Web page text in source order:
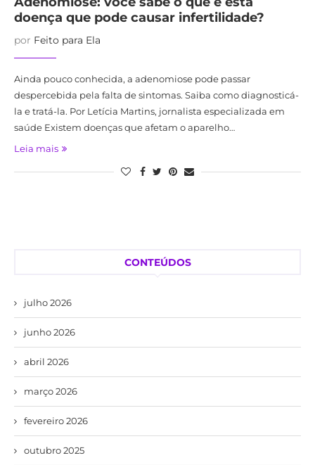
doença que pode causar infertilidade?
por Feito para Ela
Ainda pouco conhecida, a adenomiose pode passar
despercebida pela falta de sintomas. Saiba como diagnosticá-
la e tratá-la. Por Letícia Martins, jornalista especializada em
saúde Existem doenças que afetam o aparelho…
Leia mais
CONTEÚDOS
julho 2026
junho 2026
abril 2026
março 2026
fevereiro 2026
outubro 2025